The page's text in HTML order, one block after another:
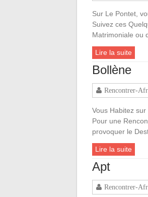
Sur Le Pontet,
Suivez ces
Matrimoniale ou
Lire la suite
Bollène
Rencontrer-
Vous Habitez
Pour une
provoquer le
Lire la suite
Apt
Rencontrer-